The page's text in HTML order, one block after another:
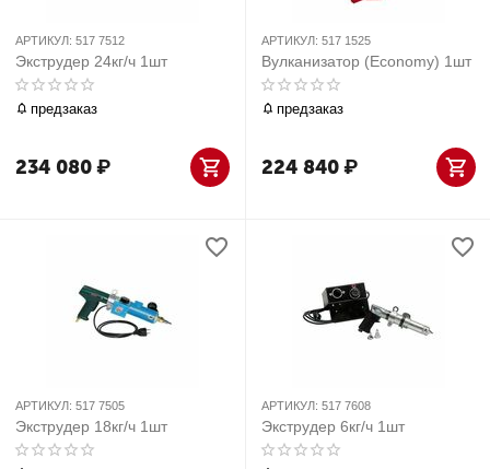
АРТИКУЛ: 517 7512
Экструдер 24кг/ч 1шт
предзаказ
234 080₽
АРТИКУЛ: 517 1525
Вулканизатор (Economy) 1шт
предзаказ
224 840₽
АРТИКУЛ: 517 7505
Экструдер 18кг/ч 1шт
АРТИКУЛ: 517 7608
Экструдер 6кг/ч 1шт